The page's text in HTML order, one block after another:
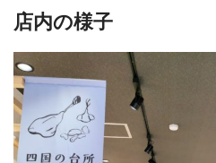
店内の様子